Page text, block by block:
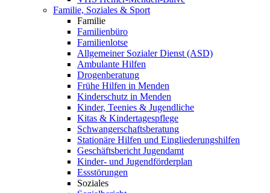
Familie, Soziales & Sport
Familie
Familienbüro
Familienlotse
Allgemeiner Sozialer Dienst (ASD)
Ambulante Hilfen
Drogenberatung
Frühe Hilfen in Menden
Kinderschutz in Menden
Kinder, Teenies & Jugendliche
Kitas & Kindertagespflege
Schwangerschaftsberatung
Stationäre Hilfen und Eingliederungshilfen
Geschäftsbericht Jugendamt
Kinder- und Jugendförderplan
Essstörungen
Soziales